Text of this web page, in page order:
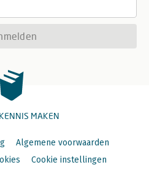
MAKEN
Algemene voorwaarden
Cookie instellingen